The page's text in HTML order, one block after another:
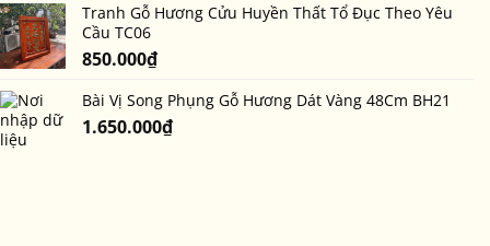
Tranh Gỗ Hương Cửu Huyền Thất Tổ Đục Theo Yêu
Cầu TC06
850.000₫
Bài Vị Song Phụng Gỗ Hương Dát Vàng 48Cm BH21
1.650.000₫